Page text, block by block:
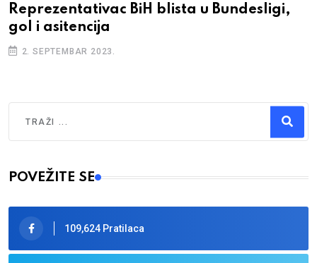
Reprezentativac BiH blista u Bundesligi,
gol i asitencija
2. SEPTEMBAR 2023.
Type 2 or more characters for results.
POVEŽITE SE
109,624 Pratilaca